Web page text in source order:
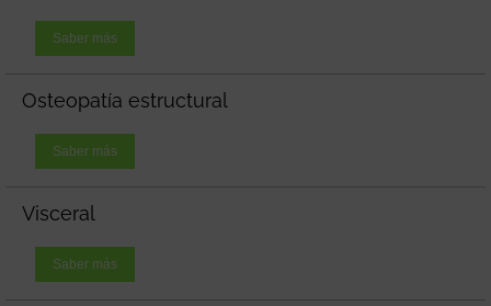
Saber más
Osteopatía estructural
Saber más
Visceral
Saber más